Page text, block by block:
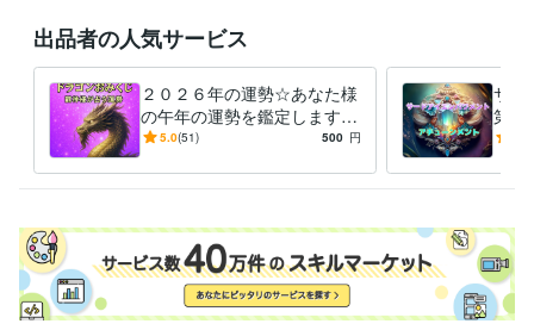
【お電話はご予約となります。
DMなどで日時ご相談下さいます様お願い致します。】
【家事都合により時間などのご協力を頂きます。】
♡ご依頼下さいました順に対応致します。
私の準備が整いましたら、鑑定・ヒーリング・アチュンーメントに入り
ます。
何卒よろしくお願い致します。
おかげさまで本年３月で5周年目をむかえました★彡
皆様に感謝です(ㅅ´꒳` )
経験職種
営業 / 営業事務・アシスタント 経験年数 : 7年
出品者の人気サービス
２０２６年の運勢☆あなた様
の午年の運勢を鑑定します
ＤＲＡＧＯＮおみくじ感覚☆
運勢☆】
5.0(51) 500 円
サー
第三
能力